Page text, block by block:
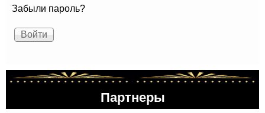
Забыли пароль?
Партнеры